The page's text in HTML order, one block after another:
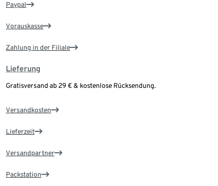
Paypal
Vorauskasse
Zahlung in der Filiale
Lieferung
Gratisversand ab 29 € & kostenlose Rücksendung.
Versandkosten
Lieferzeit
Versandpartner
Packstation